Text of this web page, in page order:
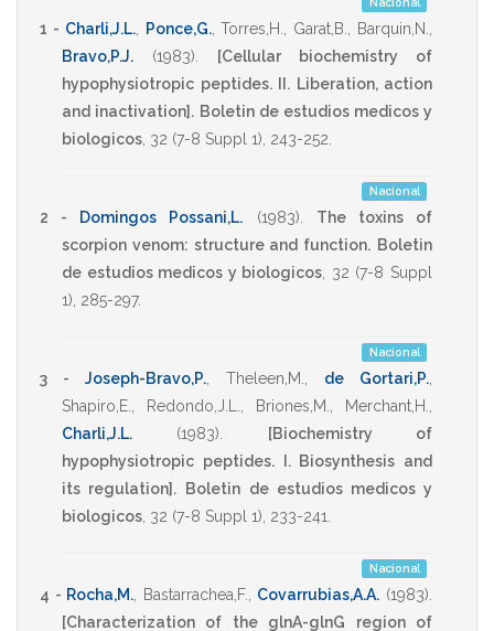
1 - Charli,J.L., Ponce,G.,Torres,H. Garat,B. Barquin,N.
Bravo,P.J.
(1983)
[Cellular biochemistry of
hypophysiotropic peptides. II. Liberation, action
and inactivation]. Boletin de estudios medicos y
biologicos 32 (7-8 Suppl 1), 243-252
Nacional
2 - Domingos Possani,L. (1983)
The toxins of
scorpion venom: structure and function. Boletin
de estudios medicos y biologicos
32 (7-8 Suppl
1), 285-297.
Nacional
3 - Joseph-Bravo,P. Theleen,M. de Gortari,P.
Shapiro,E.
Redondo,J.L. Briones,M. Merchant,H.
Charli,J.L.
(1983)
[Biochemistry of
hypophysiotropic peptides. I. Biosynthesis and
its regulation].
Boletin de estudios medicos y
biologicos 32 (7-8 Suppl 1), 233-241
Nacional
4 - Rocha,M. Bastarrachea,F. Covarrubias,A.A. (1983)
[Characterization of the glnA-glnG region of